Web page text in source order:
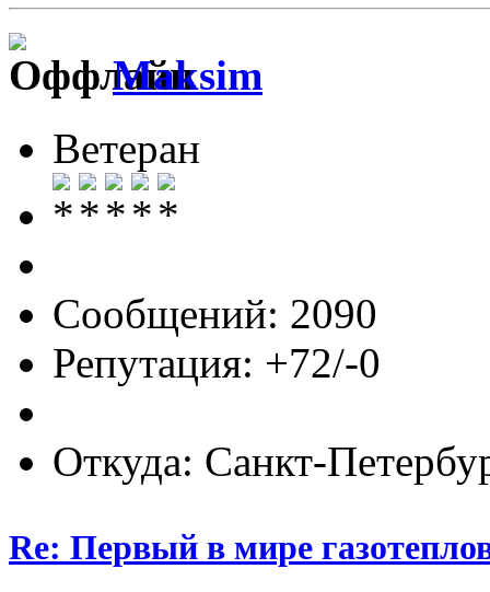
Maksim
Ветеран
Сообщений: 2090
Репутация: +72/-0
Откуда: Санкт-
Re: Первый в мире